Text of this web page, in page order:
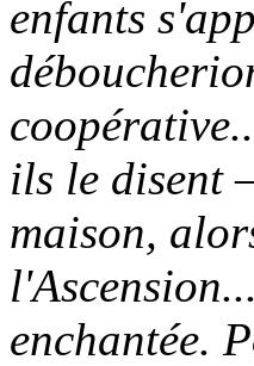
enfants
ils le disent
maison,
enchantée.